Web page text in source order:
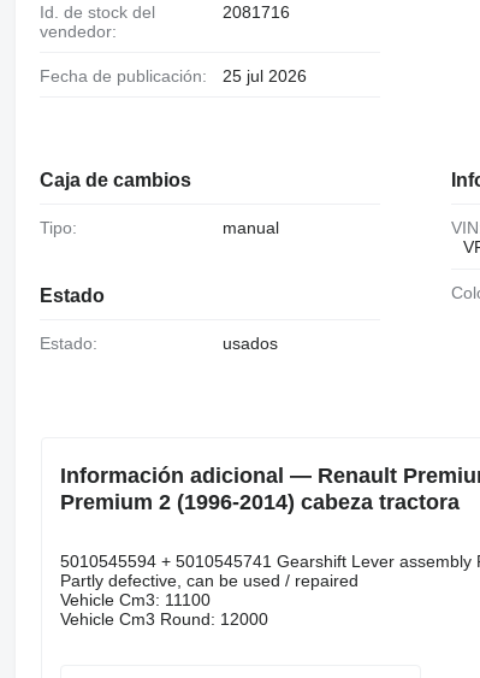
Id. de stock del
vendedor:
2081716
Fecha de publicación: 25 jul 2026
Caja de cambios
Tipo: manual
Estado
Estado: usados
Información adicional — Renault
Premium 2 (1996-2014) cabeza tractora
5010545594 + 5010545741 Gearshift Lever assembly
Partly defective, can be used / repaired
Vehicle Cm3: 11100
Vehicle Cm3 Round: 12000